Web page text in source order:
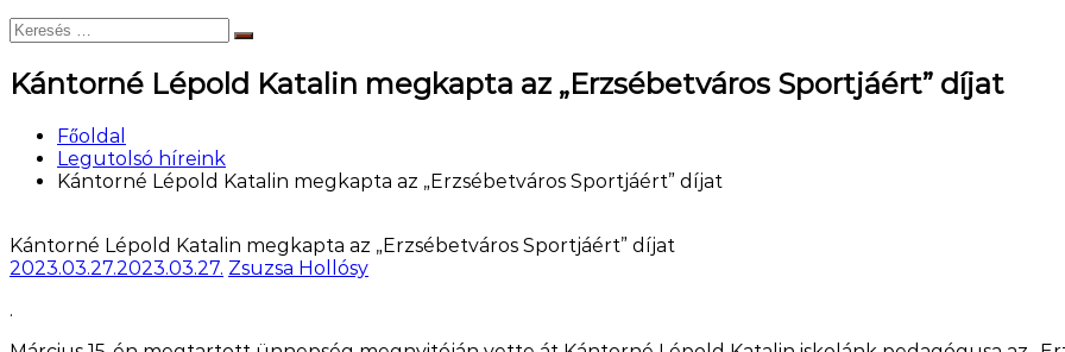
Keresés:
Keresés
Kántorné Lépold Katalin megkapta az „Erzsébetváros Sportjáért” díjat
Főoldal
Legutolsó híreink
Kántorné Lépold Katalin megkapta az „Erzsébetváros Sportjáért” díjat
Kántorné Lépold Katalin megkapta az „Erzsébetváros Sportjáért” díjat
2023.03.27.2023.03.27. Zsuzsa Hollósy
.